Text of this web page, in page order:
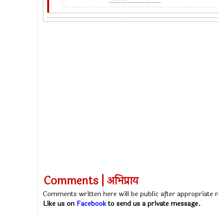
Comments | अभिप्राय
Comments written here will be public after appropriate
Like us on Facebookto send us a private message.